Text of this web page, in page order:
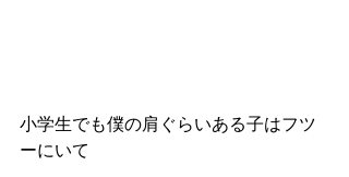
小学生でも僕の肩ぐらいある子はフツ
ーにいて